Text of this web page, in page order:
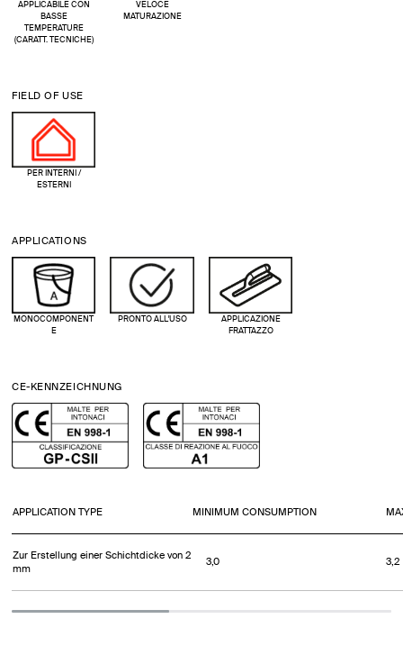
APPLICABILE CON
BASSE
TEMPERATURE
(CARATT. TECNICHE)
VELOCE
MATURAZIONE
FIELD OF USE
PER INTERNI /
ESTERNI
APPLICATIONS
MONOCOMPONENT
E
PRONTO ALL'USO
APPLICAZIONE
FRATTAZZO
CE-KENNZEICHNUNG
APPLICATION TYPE MINIMUM CONSUMPTION
Zur Erstellung einer Schichtdicke von 2
mm
3,0 3,2